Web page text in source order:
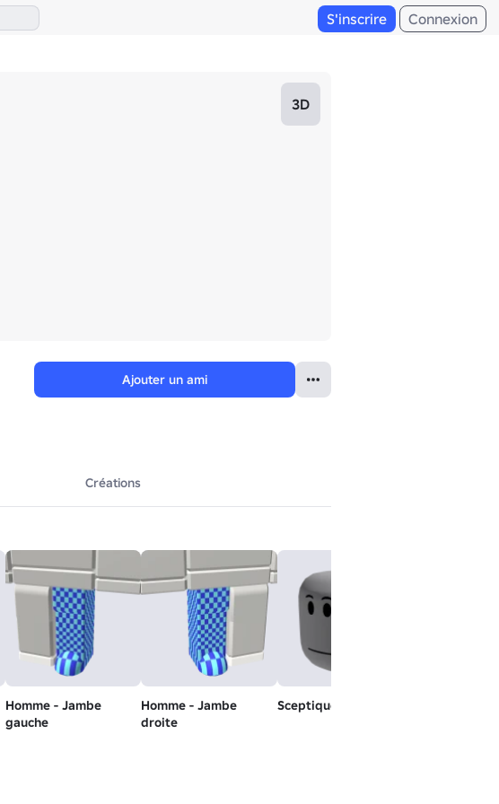
S'inscrire Connexion
3D
Ajouter un ami
Créations
Homme - Jambe
gauche
Homme - Jambe
droite
Sceptique - Tête